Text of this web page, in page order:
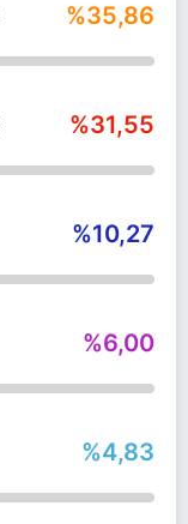
%35,86
%31,55
%10,27
%6,00
%4,83